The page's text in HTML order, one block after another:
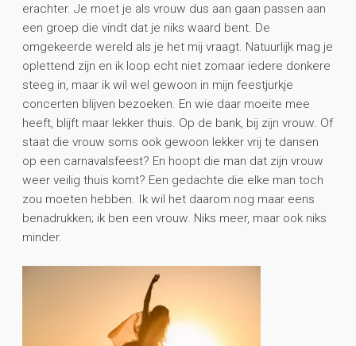
erachter. Je moet je als vrouw dus aan gaan passen aan
een groep die vindt dat je niks waard bent. De
omgekeerde wereld als je het mij vraagt. Natuurlijk mag je
oplettend zijn en ik loop echt niet zomaar iedere donkere
steeg in, maar ik wil wel gewoon in mijn feestjurkje
concerten blijven bezoeken. En wie daar moeite mee
heeft, blijft maar lekker thuis. Op de bank, bij zijn vrouw. Of
staat die vrouw soms ook gewoon lekker vrij te dansen
op een carnavalsfeest? En hoopt die man dat zijn vrouw
weer veilig thuis komt? Een gedachte die elke man toch
zou moeten hebben. Ik wil het daarom nog maar eens
benadrukken; ik ben een vrouw. Niks meer, maar ook niks
minder.